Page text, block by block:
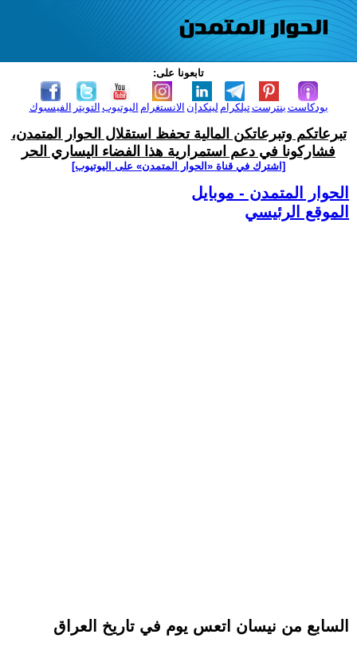
تابعونا على:
الفيسبوك التويتر اليوتيوب الانستغرام لينكدإن تيلكرامبنترست بودكاست
تبرعاتكم وتبرعاتكن المالية تحفظ استقلال الحوار المتمدن،
فشاركونا في دعم استمرارية هذا الفضاء اليساري الحر
[اشترك في قناة ‫«الحوار المتمدن» على اليوتيوب]
الحوار المتمدن - موبايل
الموقع الرئيسي
السابع من نيسان اتعس يوم في تاريخ العراق